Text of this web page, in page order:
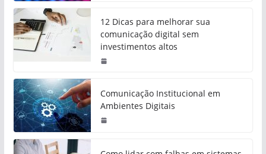
12 Dicas para melhorar sua
comunicação digital sem
investimentos altos
Comunicação Institucional em
Ambientes Digitais